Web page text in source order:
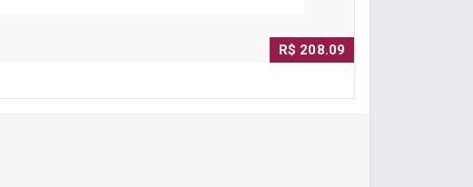
R$ 208.09